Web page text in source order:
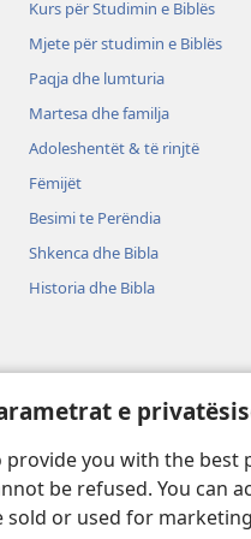
e
provide you with the best
be refused. You can
sold or used for
Kurs për Studimin e Biblës
Mjete për studimin e Biblës
Paqja dhe lumturia
Martesa dhe familja
Adoleshentët & të rinjtë
Fëmijët
Besimi te Perëndia
Shkenca dhe Bibla
Historia dhe Bibla